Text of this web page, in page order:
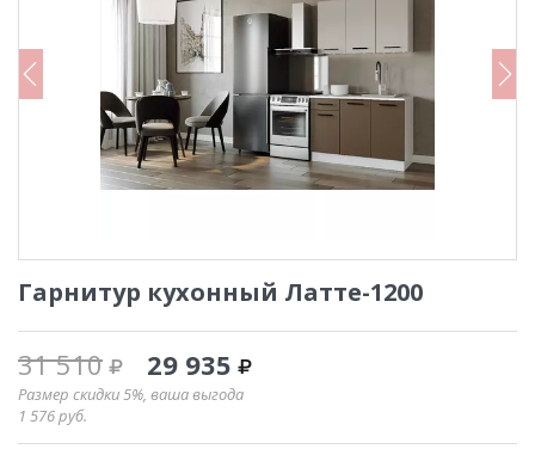
Гарнитур кухонный Латте-1200
31 510 29 935
Размер скидки 5%, ваша выгода
1 576руб.